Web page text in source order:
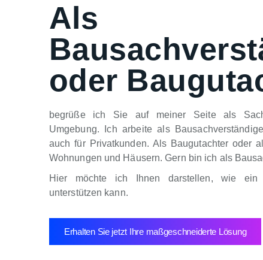
Als
oder
begrüße ich Sie auf meiner Seite als
Umgebung. Ich arbeite als
auch für Privatkunden. Als Baugutachter oder
Wohnungen und Häusern. Gern bin ich als
Hier möchte ich Ihnen darstellen, wie ein
unterstützen kann.
Erhalten Sie jetzt Ihre maßgeschneiderte Lösung